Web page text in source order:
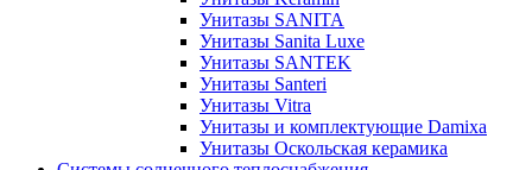
Унитазы SANITA
Унитазы Sanita Luxe
Унитазы SANTEK
Унитазы Santeri
Унитазы Vitra
Унитазы и комплектующие Damixa
Унитазы Оскольская керамика